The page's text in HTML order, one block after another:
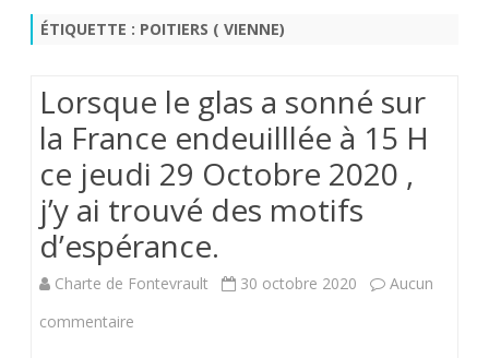
ÉTIQUETTE : POITIERS ( VIENNE)
Lorsque le glas a sonné sur
la France endeuilllée à 15 H
ce jeudi 29 Octobre 2020 ,
j’y ai trouvé des motifs
d’espérance.
Charte de Fontevrault 30 octobre 2020
Aucun
commentaire